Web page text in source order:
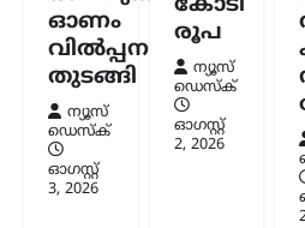
ശ്രദ്ധേയമായ
ആർ.എസ്.എസ്
ഭാഗവത്.
സത്യസന്ധതയും
Z’യും…
ഓണം
വിൽപ്പന
തുടങ്ങി
ന്യൂസ്
ഡെസ്ക്
ഓഗസ്റ്റ്‌
3, 2026
രൂപ
ന്യൂസ്
ഡെസ്ക്
ഓഗസ്റ്റ്‌
2, 2026